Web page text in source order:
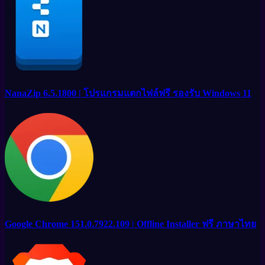
NanaZip 6.5.1800 | โปรแกรมแตกไฟล์ฟรี รองรับ Windows 11
Google Chrome 151.0.7922.109 | Offline Installer ฟรี ภาษาไทย